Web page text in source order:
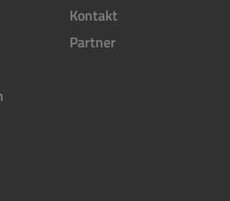
Kontakt
Partner